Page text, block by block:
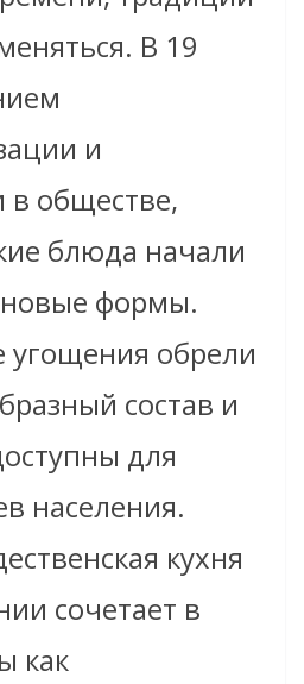
В 19
и
обществе,
блюда начали
формы.
обрели
состав и
для
населения.
кухня
сочетает в
как